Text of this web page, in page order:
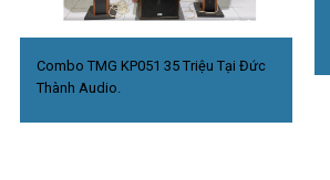
Combo TMG KP051 35 Triệu Tại Đức
Thành Audio.